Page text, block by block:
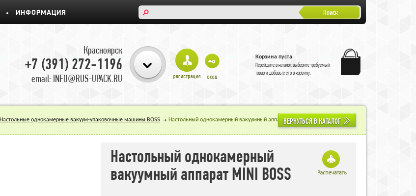
ИНФОРМАЦИЯ Поиск
Красноярск
+7 (391) 272-1196
email: INFO@RUS-UPACK.RU
Корзина пуста
Перейдите вкаталог, выберите требуемый
товар и добавьте его в корзину.
Настольные однокамерные вакуум-упаковочные машины BOSS Настольный однокамерный вакуумный аппарат MINI BOSS
ВЕРНУТЬСЯ В КАТАЛОГ
Настольный однокамерный
вакуумный аппарат MINI BOSS